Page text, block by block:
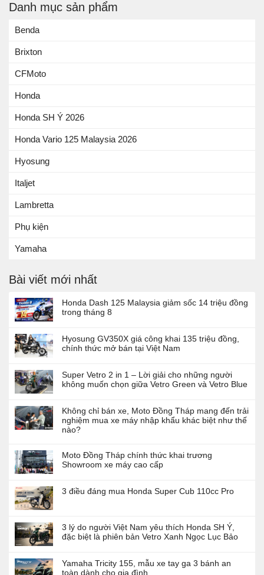
Danh mục sản phẩm
Benda
Brixton
CFMoto
Honda
Honda SH Ý 2026
Honda Vario 125 Malaysia 2026
Hyosung
Italjet
Lambretta
Phụ kiện
Yamaha
Bài viết mới nhất
Honda Dash 125 Malaysia giảm sốc 14 triệu đồng
trong tháng 8
Hyosung GV350X giá công khai 135 triệu đồng,
chính thức mở bán tại Việt Nam
Super Vetro 2 in 1 – Lời giải cho những người
không muốn chọn giữa Vetro Green và Vetro Blue
Không chỉ bán xe, Moto Đồng Tháp mang đến trải
nghiệm mua xe máy nhập khẩu khác biệt như thế
nào?
Moto Đồng Tháp chính thức khai trương
Showroom xe máy cao cấp
3 điều đáng mua Honda Super Cub 110cc Pro
3 lý do người Việt Nam yêu thích Honda SH Ý,
đặc biệt là phiên bản Vetro Xanh Ngọc Lục Bảo
Yamaha Tricity 155, mẫu xe tay ga 3 bánh an
toàn dành cho gia đình